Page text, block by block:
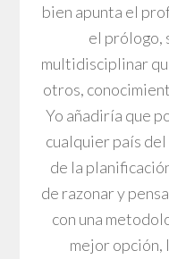
bien apunta el
el prólogo,
multidisciplinar
otros,
Yo añadiría que
cualquier país
de la
de razonar y
con una
mejor opción,